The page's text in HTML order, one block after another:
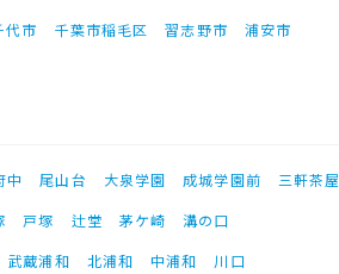
代市 千葉市稲毛区 習志野市 浦安市
中 尾山台 大泉学園 成城学園前 三軒茶屋
戸塚 辻堂 茅ケ崎
溝の口
武蔵浦和 北浦和 中浦和
川口